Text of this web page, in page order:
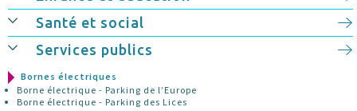
Santé et social
Services publics
Bornes électriques
Borne électrique - Parking de l’Europe
Borne électrique - Parking des Lices